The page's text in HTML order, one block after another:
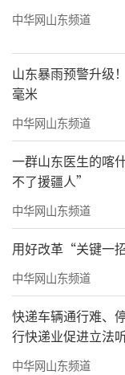
珠海市美术家协会第
主席、秘书长颁发证书
中华网山东频道
山东暴雨预警升级
毫米
中华网山东频道
一群山东医生的喀
不了援疆人”
中华网山东频道
用好改革“关键一
中华网山东频道
快递车辆通行难、
行快递业促进立法
中华网山东频道